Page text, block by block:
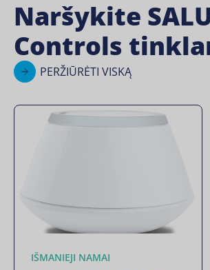
Naršykite
Controls
PERŽIŪRĖTI VISKĄ
IŠMANIEJI NAMAI